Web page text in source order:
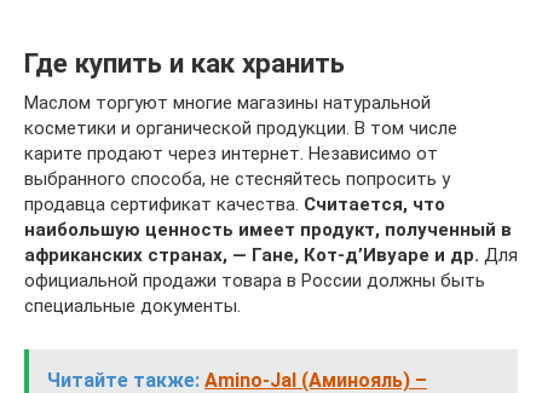
Где купить и как хранить
Маслом торгуют многие магазины натуральной
косметики и органической продукции. В том числе
карите продают через интернет. Независимо от
выбранного способа, не стесняйтесь попросить у
продавца сертификат качества. Считается, что
наибольшую ценность имеет продукт, полученный в
африканских странах, — Гане, Кот-д’Ивуаре и др. Для
официальной продажи товара в России должны быть
специальные документы.
Читайте также: Amino-Jal (Аминояль) –